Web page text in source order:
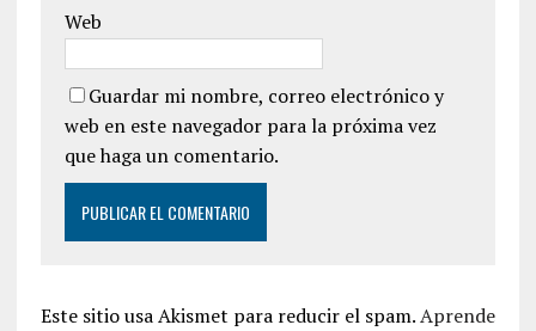
Web
Guardar mi nombre, correo electrónico y
web en este navegador para la próxima vez
que haga un comentario.
Este sitio usa Akismet para reducir el spam.Aprende